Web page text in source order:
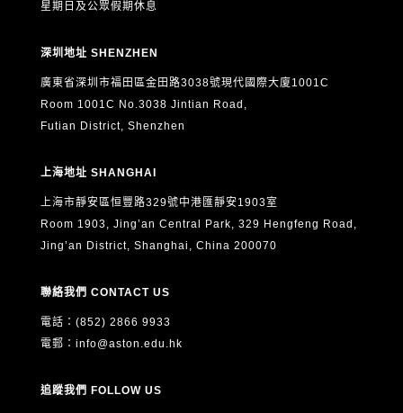
星期日及公眾假期休息
深圳地址 SHENZHEN
廣東省深圳市福田區金田路3038號現代國際大廈1001C
Room 1001C No.3038 Jintian Road,
Futian District, Shenzhen
上海地址 SHANGHAI
上海市靜安區恒豐路329號中港匯靜安1903室
Room 1903, Jing’an Central Park, 329 Hengfeng Road,
Jing’an District, Shanghai, China 200070
聯絡我們 CONTACT US
電話：(852) 2866 9933
電郵： info@aston.edu.hk
追蹤我們 FOLLOW US